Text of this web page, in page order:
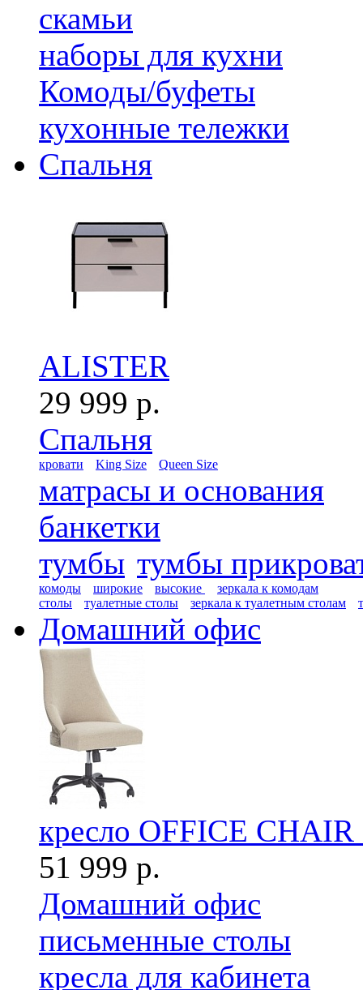
скамьи
наборы для кухни
Комоды/буфеты
кухонные тележки
Спальня
ALISTER
29 999 р.
Спальня
кровати King Size Queen Size
матрасы и основания
банкетки
тумбы тумбы
комоды широкие высокие
зеркала к комодам
столы
туалетные столы зеркала к туалетным столам
Домашний офис
кресло OFFICE
51 999 р.
Домашний офис
письменные столы
кресла для кабинета